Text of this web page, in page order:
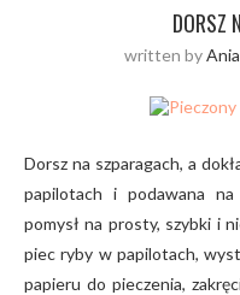
DORSZ
written by
Dorsz na szparagach, a
papilotach i podawana
pomysł na prosty, szybki i
piec ryby w papilotach,
papieru do pieczenia,